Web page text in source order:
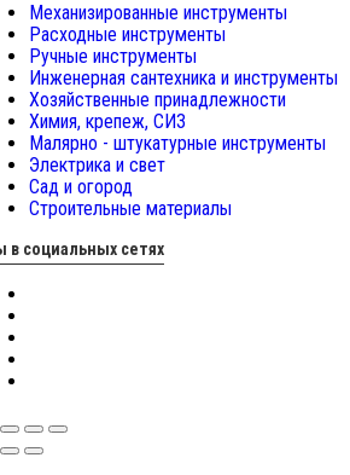
Механизированные инструменты
Расходные инструменты
Ручные инструменты
Инженерная сантехника и инструменты
Хозяйственные принадлежности
Химия, крепеж, СИЗ
Малярно - штукатурные инструменты
Электрика и свет
Сад и огород
Строительные материалы
в социальных сетях